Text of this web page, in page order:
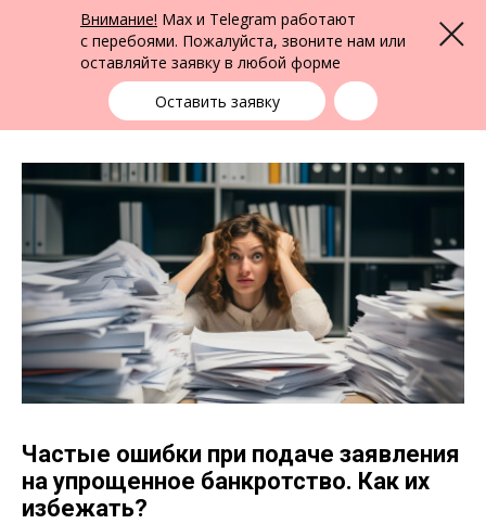
Внимание! Max и Telegram работают
с перебоями. Пожалуйста, звоните нам или
оставляйте заявку в любой форме
Оставить заявку
Меню
Юридическая помощь в Кемерово
ФПК Альтернатива
Кемерово
выбрать город
+7 (3842) 55-83-49
Частые ошибки при подаче заявления
на упрощенное банкротство. Как их
избежать?